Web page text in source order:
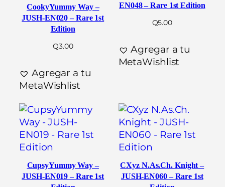
CookyYummy Way –
JUSH-EN020 – Rare 1st
Edition
Q3.00
Agregar a tu
MetaWishlist
EN048 – Rare 1st Edition
Q5.00
Agregar a tu
MetaWishlist
CupsyYummy Way –
JUSH-EN019 – Rare 1st
CXyz N.As.Ch. Knight –
JUSH-EN060 – Rare 1st